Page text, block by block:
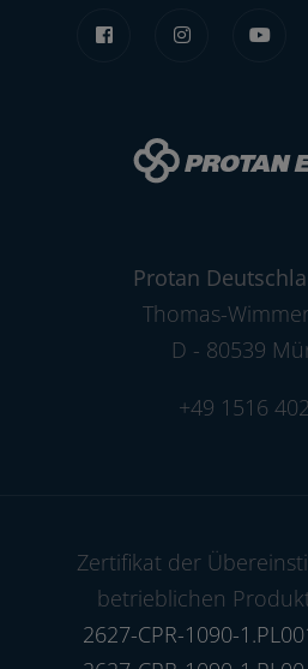
Protan
Thomas-
D - 80539
+49 1516
Zertifikat der
betrieblichen
2627-CPR-1090-